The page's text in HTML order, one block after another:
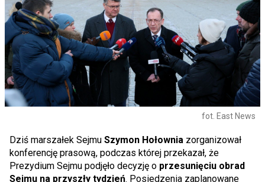
fot. East News
Dziś marszałek Sejmu Szymon Hołownia zorganizował
konferencję prasową, podczas której przekazał, że
Prezydium Sejmu podjęło decyzję o przesunięciu obrad
Sejmu na przyszły tydzień. Posiedzenia zaplanowane